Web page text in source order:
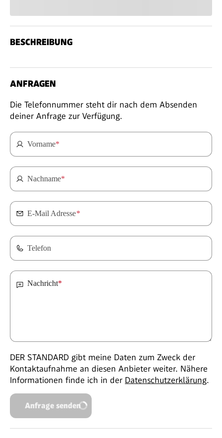
BESCHREIBUNG
ANFRAGEN
Die Telefonnummer steht dir nach dem Absenden
deiner Anfrage zur Verfügung.
Vorname*
Nachname*
E-Mail Adresse*
Telefon
Nachricht*
DER STANDARD gibt meine Daten zum Zweck der
Kontaktaufnahme an diesen Anbieter weiter. Nähere
Informationen finde ich in der Datenschutzerklärung.
Anfrage senden